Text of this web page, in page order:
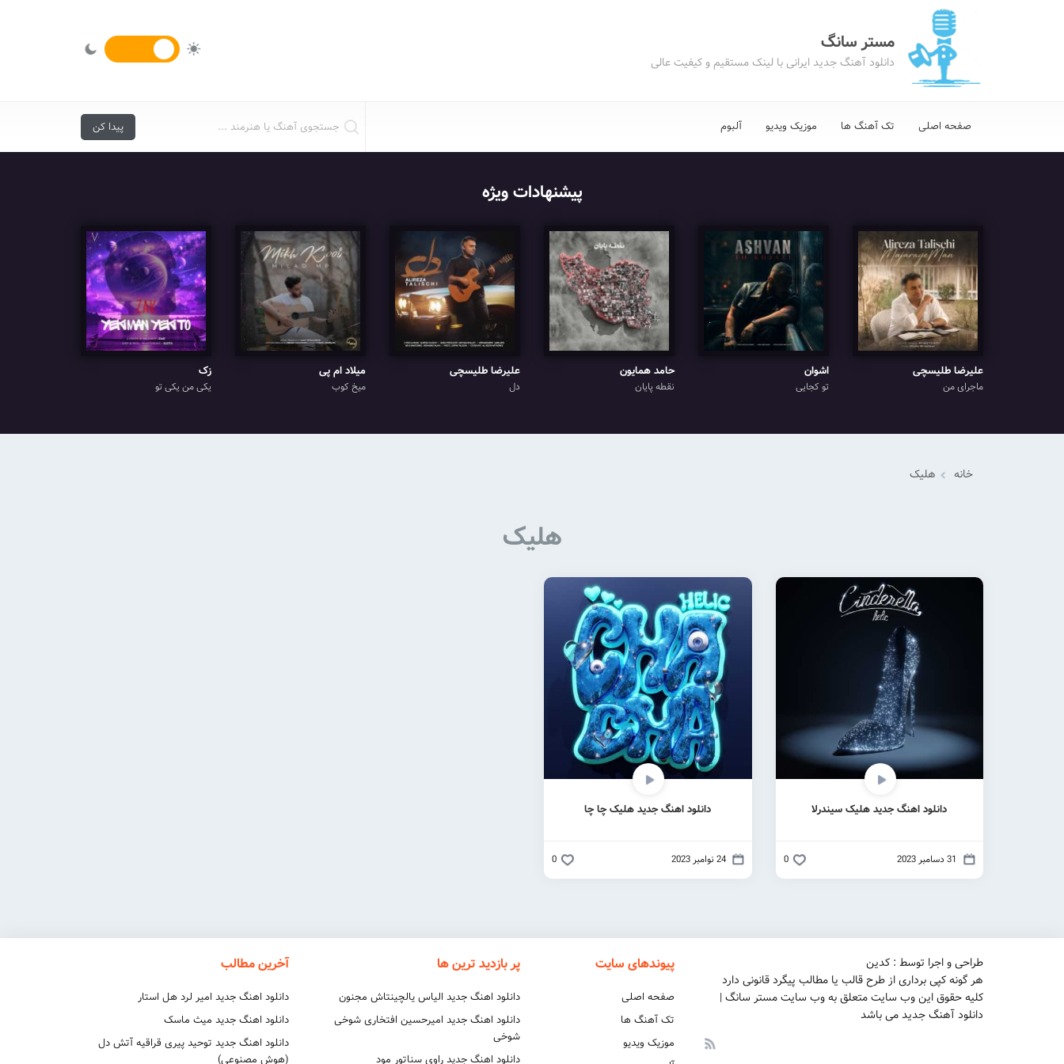
مستر سانگ
دانلود آهنگ جدید ایرانی با لینک مستقیم و کیفیت عالی
صفحه اصلی تک آهنگ ها موزیک ویدیو آلبوم
پیشنهادات ویژه
علیرضا طلیسچی
ماجرای من
اشوان
تو کجایی
حامد همایون
نقطه پایان
علیرضا طلیسچی
دل
میلاد ام پی
میخ کوب
زک
یکی من یکی تو
خانه هلیک
هلیک
دانلود اهنگ جدید هلیک سیندرلا
31 دسامبر 2023 0
دانلود اهنگ جدید هلیک چا چا
24 نوامبر 2023 0
طراحی و اجرا توسط : کدین
هر گونه کپی برداری از طرح قالب یا مطالب پیگرد قانونی دارد
کلیه حقوق این وب سایت متعلق به وب سایت مستر سانگ |
دانلود آهنگ جدید می باشد
پیوندهای سایت
صفحه اصلی
تک آهنگ ها
موزیک ویدیو
پر بازدید ترین ها
دانلود اهنگ جدید الیاس یالچینتاش مجنون
دانلود اهنگ جدید امیرحسین افتخاری شوخی
شوخی
دانلود اهنگ جدید راوی سناتور مود
آخرین مطالب
دانلود اهنگ جدید امیر لرد هل استار
دانلود اهنگ جدید میث ماسک
دانلود اهنگ جدید توحید پیری قراقیه آتش دل
(هوش مصنوعی)